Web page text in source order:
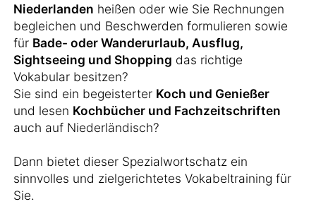
Niederlanden heißen oder wie Sie Rechnungen
begleichen und Beschwerden formulieren sowie
für Bade- oder Wanderurlaub, Ausflug,
Sightseeing und Shopping das richtige
Vokabular besitzen?
Sie sind ein begeisterter Koch und Genießer
und lesen Kochbücher und Fachzeitschriften
auch auf Niederländisch?
Dann bietet dieser Spezialwortschatz ein
sinnvolles und zielgerichtetes Vokabeltraining für
Sie.